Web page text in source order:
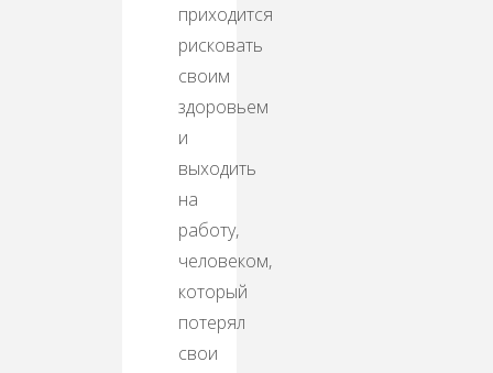
приходится
рисковать
своим
здоровьем
и
выходить
на
работу,
человеком,
который
потерял
свои